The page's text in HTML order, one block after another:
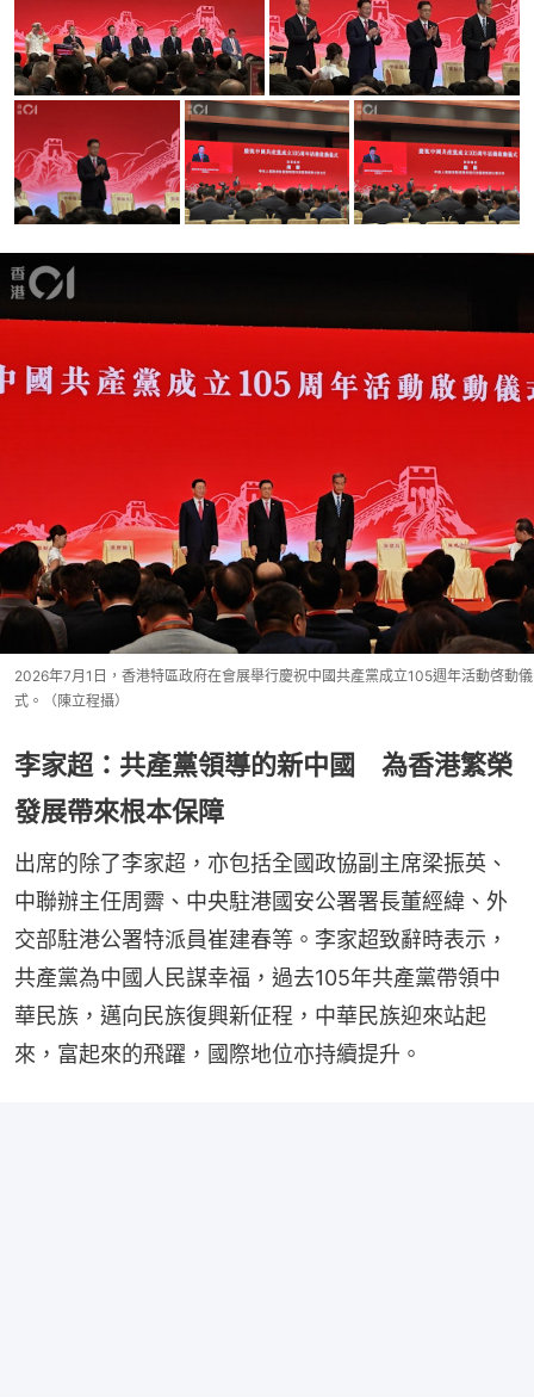
2026年7月1日，香港特區政府在會展舉行慶祝中國共產黨成立105週年活動啓動儀
式。（陳立程攝）
李家超：共產黨領導的新中國 為香港繁榮
發展帶來根本保障
出席的除了李家超，亦包括全國政協副主席梁振英、
中聯辦主任周霽、中央駐港國安公署署長董經緯、外
交部駐港公署特派員崔建春等。李家超致辭時表示，
共產黨為中國人民謀幸福，過去105年共產黨帶領中
華民族，邁向民族復興新佂程，中華民族迎來站起
來，富起來的飛躍，國際地位亦持續提升。